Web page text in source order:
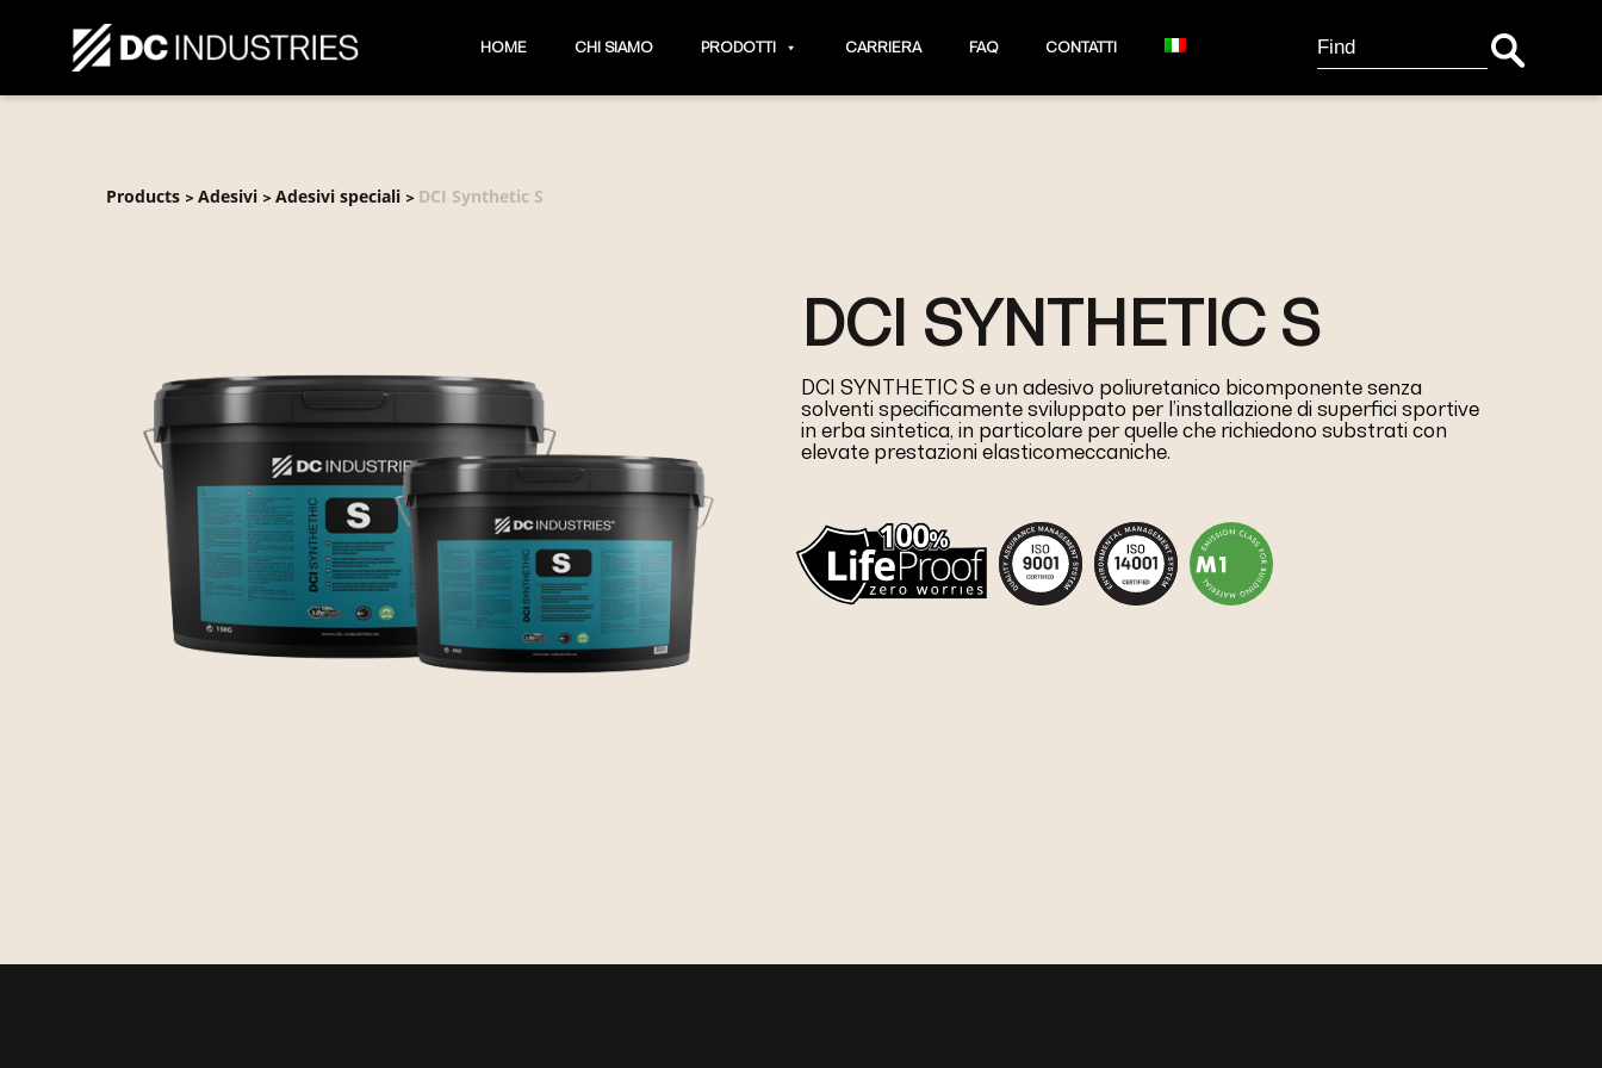
HOME CHI SIAMO PRODOTTI CARRIERA FAQ CONTATTI
Search
for:
Products > Adesivi > Adesivi speciali > DCI Synthetic S
DCI SYNTHETIC S
DCI SYNTHETIC S e un adesivo poliuretanico bicomponente senza
solventi specificamente sviluppato per l’installazione di superfici sportive
in erba sintetica, in particolare per quelle che richiedono substrati con
elevate prestazioni elasticomeccaniche.